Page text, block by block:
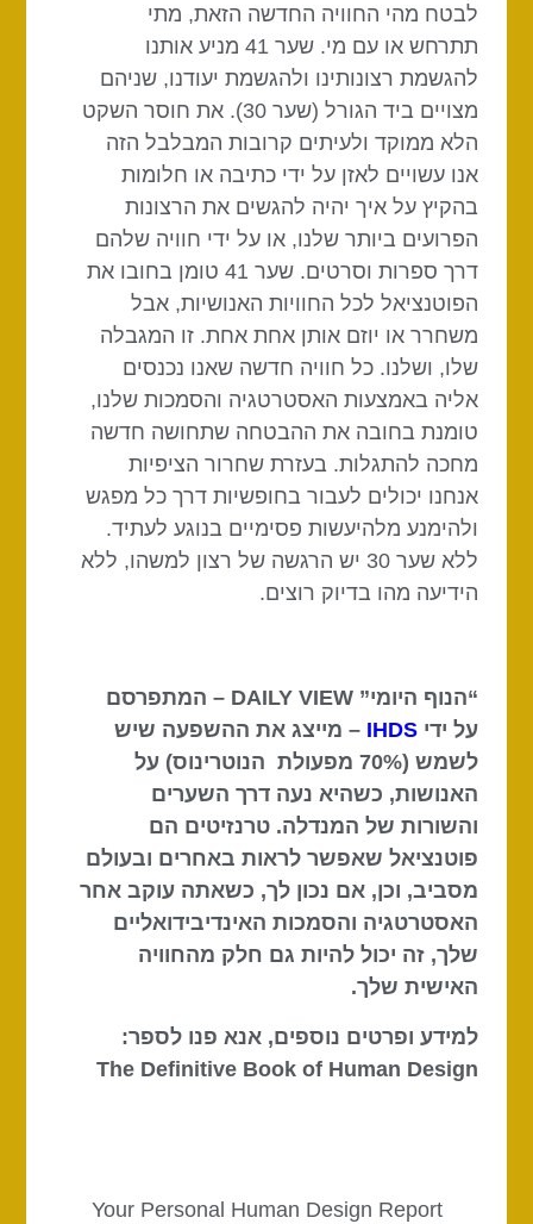
לבטח מהי החוויה החדשה הזאת, מתי
תתרחש או עם מי. שער 41 מניע אותנו
להגשמת רצונותינו ולהגשמת יעודנו, שניהם
מצויים ביד הגורל (שער 30). את חוסר השקט
הלא ממוקד ולעיתים קרובות המבלבל הזה
אנו עשויים לאזן על ידי כתיבה או חלומות
בהקיץ על איך יהיה להגשים את הרצונות
הפרועים ביותר שלנו, או על ידי חוויה שלהם
דרך ספרות וסרטים. שער 41 טומן בחובו את
הפוטנציאל לכל החוויות האנושיות, אבל
משחרר או יוזם אותן אחת אחת. זו המגבלה
שלו, ושלנו. כל חוויה חדשה שאנו נכנסים
אליה באמצעות האסטרטגיה והסמכות שלנו,
טומנת בחובה את ההבטחה שתחושה חדשה
מחכה להתגלות. בעזרת שחרור הציפיות
אנחנו יכולים לעבור בחופשיות דרך כל מפגש
ולהימנע מלהיעשות פסימיים בנוגע לעתיד.
ללא שער 30 יש הרגשה של רצון למשהו, ללא
הידיעה מהו בדיוק רוצים.
“הנוף היומי” DAILY VIEW – המתפרסם
על ידיIHDS – מייצג את ההשפעה שיש
לשמש (70% מפעולת הנוטרינוס) על
האנושות, כשהיא נעה דרך השערים
והשורות של המנדלה. טרנזיטים הם
פוטנציאל שאפשר לראות באחרים ובעולם
מסביב, וכן, אם נכון לך, כשאתה עוקב אחר
האסטרטגיה והסמכות האינדיבידואליים
שלך, זה יכול להיות גם חלק מהחוויה
האישית שלך.
למידע ופרטים נוספים, אנא פנו לספר:
The Definitive Book of Human Design
Your Personal Human Design Report